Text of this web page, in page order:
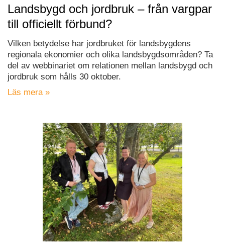
Landsbygd och jordbruk – från vargpar
till officiellt förbund?
Vilken betydelse har jordbruket för landsbygdens
regionala ekonomier och olika landsbygdsområden? Ta
del av webbinariet om relationen mellan landsbygd och
jordbruk som hålls 30 oktober.
Läs mera »